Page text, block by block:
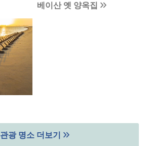
베이산 옛 양옥집
관광 명소 더보기